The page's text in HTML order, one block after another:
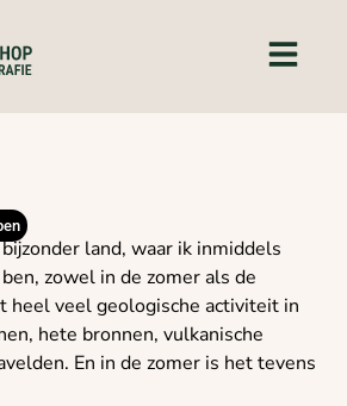
land, waar ik inmiddels
zowel in de zomer als de
heel veel geologische activiteit in
hete bronnen, vulkanische
En in de zomer is het tevens